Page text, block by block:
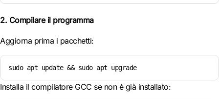
2. Compilare il programma
Aggiorna prima i pacchetti:
sudo apt update && sudo apt upgrade
Installa il compilatore GCC se non è già installato: